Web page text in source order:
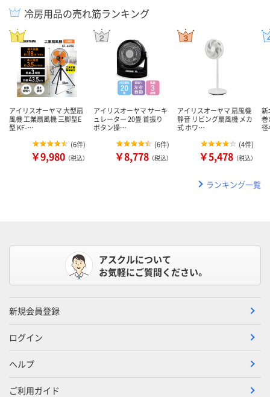
冷房用品の売れ筋ランキング
アイリスオーヤマ 大型扇
風機 工業扇風機 三脚型E
型 KF-…
(6件)
￥9,980 （税込）
アイリスオーヤマ サーキ
ュレーター 20畳 首振り
ボタン操…
(6件)
￥8,778 （税込）
アイリスオーヤマ 扇風機
静音 リビング扇風機 メカ
式 ホワ…
(4件)
￥5,478 （税込）
新
巻
ランキング一覧
アスクルについて
お気軽にご質問ください。
新規会員登録
ログイン
ヘルプ
ご利用ガイド